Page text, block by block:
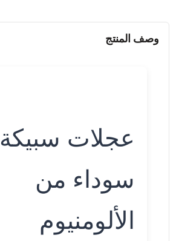
وصف المنتج
عجلات سبيكة
سوداء من
الألومنيوم